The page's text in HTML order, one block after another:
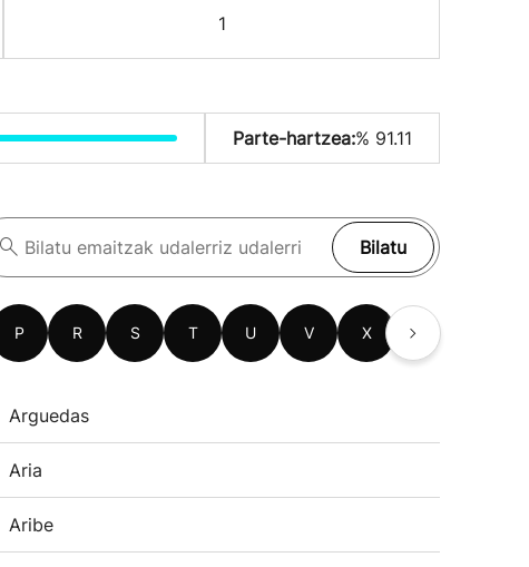
1
Parte-hartzea:% 91.11
Bilatu
P R S T U V X
Arguedas
Aria
Aribe